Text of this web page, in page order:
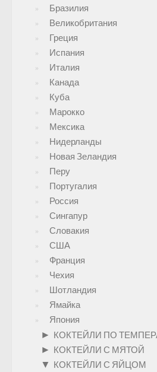
Бразилия
Великобритания
Греция
Испания
Италия
Канада
Куба
Марокко
Мексика
Нидерланды
Новая Зеландия
Перу
Португалия
Россия
Сингапур
Словакия
США
Франция
Чехия
Шотландия
Ямайка
Япония
► КОКТЕЙЛИ ПО
► КОКТЕЙЛИ С МЯТОЙ
▼ КОКТЕЙЛИ С ЯЙЦОМ